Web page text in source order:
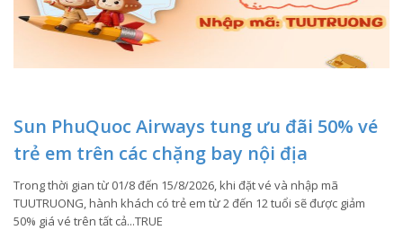
Sun PhuQuoc Airways tung ưu đãi 50% vé
trẻ em trên các chặng bay nội địa
Trong thời gian từ 01/8 đến 15/8/2026, khi đặt vé và nhập mã
TUUTRUONG, hành khách có trẻ em từ 2 đến 12 tuổi sẽ được giảm
50% giá vé trên tất cả...TRUE